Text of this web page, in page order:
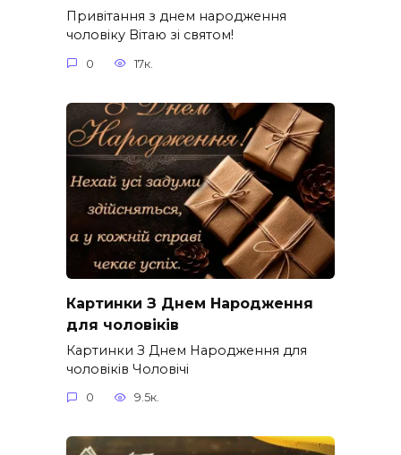
Привітання з днем народження
чоловіку Вітаю зі святом!
0 17к.
Картинки З Днем Народження
для чоловіків​
Картинки З Днем Народження для
чоловіків​ Чоловічі
0 9.5к.